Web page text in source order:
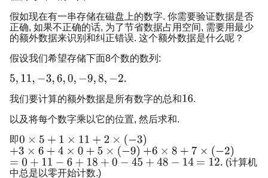
假如现在有一串存储在磁盘上的数字. 你需要验证数据是否
正确, 如果不正确的话, 为了节省数据占用空间, 需要用最少
的额外数据来识别和纠正错误. 这个额外数据是什么呢？
假设我们希望存储下面8个数的数列:
我们要计算的额外数据是所有数字的总和
.
以及将每个数字乘以它的位置, 然后求和.
即
(计算机
中总是以零开始计数.)